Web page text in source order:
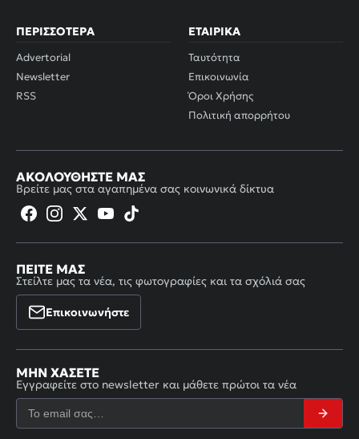
ΠΕΡΙΣΣΌΤΕΡΑ
Advertorial
Newsletter
RSS
ΕΤΑΙΡΙΚΆ
Ταυτότητα
Επικοινωνία
Όροι Χρήσης
Πολιτική απορρήτου
ΑΚΟΛΟΥΘΉΣΤΕ ΜΑΣ
Βρείτε μας στα αγαπημένα σας κοινωνικά δίκτυα
ΠΕΊΤΕ ΜΑΣ
Στείλτε μας τα νέα, τις φωτογραφίες και τα σχόλιά σας
Επικοινωνήστε
ΜΗΝ ΧΆΣΕΤΕ
Εγγραφείτε στο newsletter και μάθετε πρώτοι τα νέα